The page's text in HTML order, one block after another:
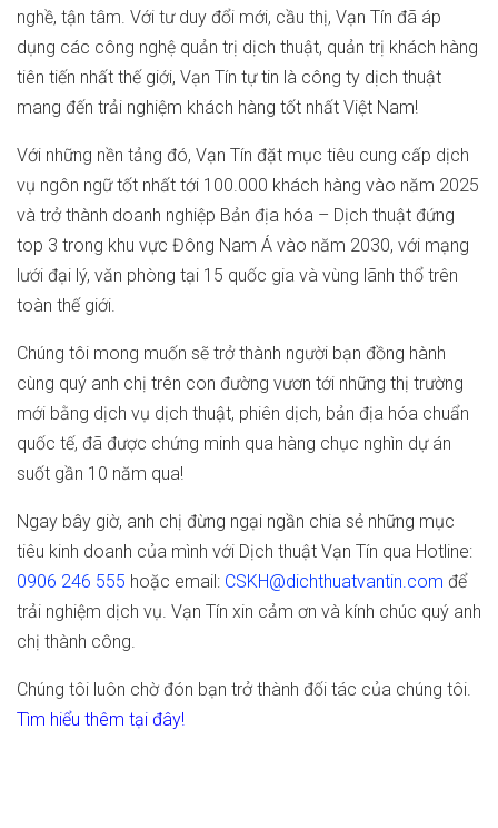
nghề, tận tâm. Với tư duy đổi mới, cầu thị, Vạn Tín đã áp
dụng các công nghệ quản trị dịch thuật, quản trị khách hàng
tiên tiến nhất thế giới, Vạn Tín tự tin là công ty dịch thuật
mang đến trải nghiệm khách hàng tốt nhất Việt Nam!
Với những nền tảng đó, Vạn Tín đặt mục tiêu cung cấp dịch
vụ ngôn ngữ tốt nhất tới 100.000 khách hàng vào năm 2025
và trở thành doanh nghiệp Bản địa hóa – Dịch thuật đứng
top 3 trong khu vực Đông Nam Á vào năm 2030, với mạng
lưới đại lý, văn phòng tại 15 quốc gia và vùng lãnh thổ trên
toàn thế giới.
Chúng tôi mong muốn sẽ trở thành người bạn đồng hành
cùng quý anh chị trên con đường vươn tới những thị trường
mới bằng dịch vụ dịch thuật, phiên dịch, bản địa hóa chuẩn
quốc tế, đã được chứng minh qua hàng chục nghìn dự án
suốt gần 10 năm qua!
Ngay bây giờ, anh chị đừng ngại ngần chia sẻ những mục
tiêu kinh doanh của mình với Dịch thuật Vạn Tín qua Hotline:
0906 246 555 hoặc email: CSKH@dichthuatvantin.com để
trải nghiệm dịch vụ. Vạn Tín xin cảm ơn và kính chúc quý anh
chị thành công.
Chúng tôi luôn chờ đón bạn trở thành đối tác của chúng tôi.
Tìm hiểu thêm tại đây!